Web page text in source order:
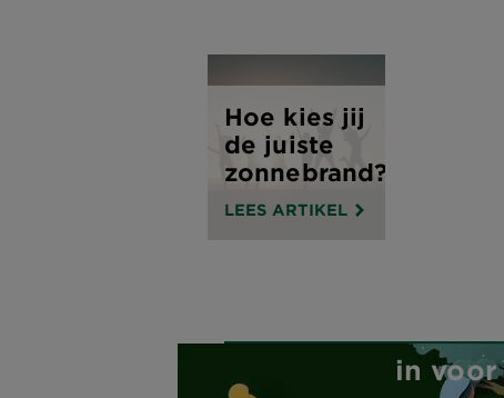
Hoe kies jij
de juiste
zonnebrand?
LEES ARTIKEL
in voor